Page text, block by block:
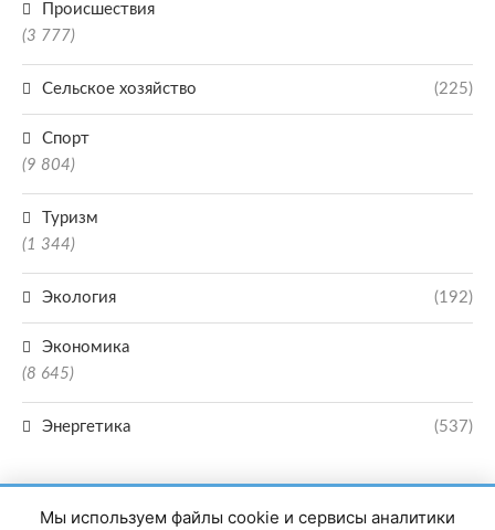
Происшествия
(3 777)
Сельское хозяйство (225)
Спорт
(9 804)
Туризм
(1 344)
Экология (192)
Экономика
(8 645)
Энергетика (537)
Мы используем файлы cookie и сервисы аналитики